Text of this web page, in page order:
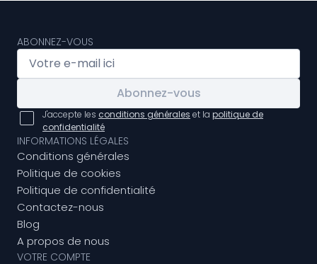
ABONNEZ-VOUS
Abonnez-vous
J'accepte les conditions générales et la politique de
confidentialité
INFORMATIONS LÉGALES
Conditions générales
Politique de cookies
Politique de confidentialité
Contactez-nous
Blog
A propos de nous
VOTRE COMPTE